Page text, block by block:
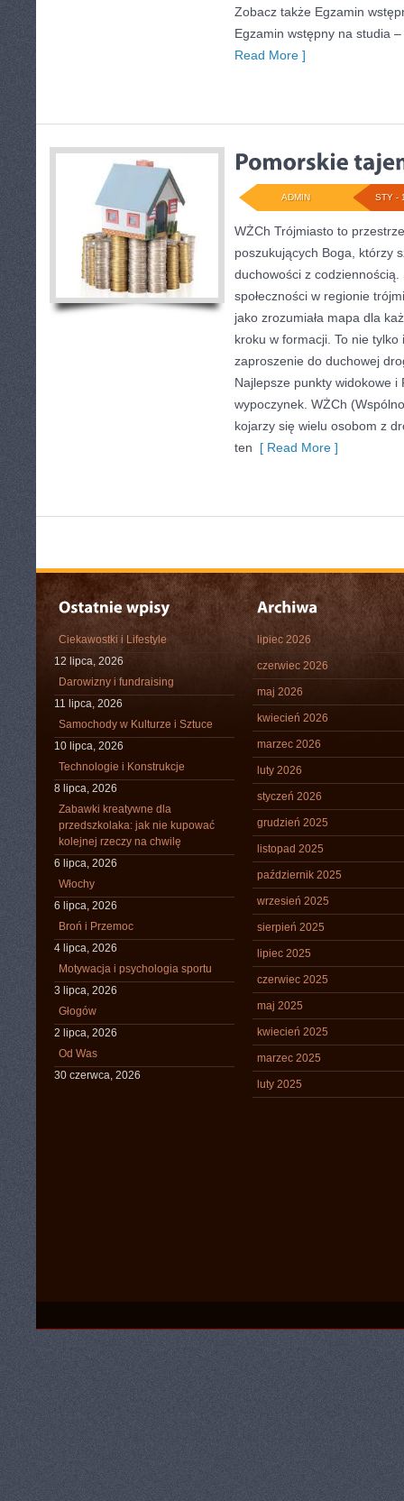
Zobacz także Egzamin
Egzamin wstępny na studia
Read More ]
STY -
ADMIN
WŻCh Trójmiasto to
poszukujących Boga, którzy
duchowości z
społeczności w regionie
jako zrozumiała mapa dla
kroku w formacji. To nie
zaproszenie do duchowej
Najlepsze punkty widokowe i
wypoczynek. WŻCh
kojarzy się wielu osobom z
ten [ Read More ]
Ciekawostki i Lifestyle
12 lipca, 2026
Darowizny i fundraising
11 lipca, 2026
Samochody w Kulturze i Sztuce
10 lipca, 2026
Technologie i Konstrukcje
8 lipca, 2026
Zabawki kreatywne dla
przedszkolaka: jak nie kupować
kolejnej rzeczy na chwilę
6 lipca, 2026
Włochy
6 lipca, 2026
Broń i Przemoc
4 lipca, 2026
Motywacja i psychologia sportu
3 lipca, 2026
Głogów
2 lipca, 2026
Od Was
30 czerwca, 2026
lipiec 2026
czerwiec 2026
maj 2026
kwiecień 2026
marzec 2026
luty 2026
styczeń 2026
grudzień 2025
listopad 2025
październik 2025
wrzesień 2025
sierpień 2025
lipiec 2025
czerwiec 2025
maj 2025
kwiecień 2025
marzec 2025
luty 2025